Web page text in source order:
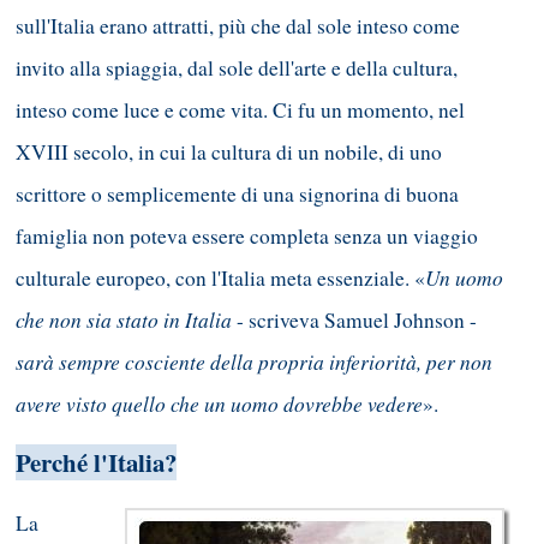
sull'Italia erano attratti, più che dal sole inteso come
invito alla spiaggia, dal sole dell'arte e della cultura,
inteso come luce e come vita. Ci fu un momento, nel
XVIII secolo, in cui la cultura di un nobile, di uno
scrittore o semplicemente di una signorina di buona
famiglia non poteva essere completa senza un viaggio
culturale europeo, con l'Italia meta essenziale. «Un uomo
che non sia stato in Italia - scriveva Samuel Johnson -
sarà sempre cosciente della propria inferiorità, per non
avere visto quello che un uomo dovrebbe vedere».
Perché l'Italia?
La